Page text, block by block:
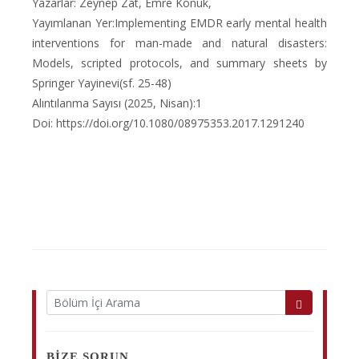
Yayımlanan Yer:Implementing EMDR early mental health
interventions for man-made and natural disasters:
Models, scripted protocols, and summary sheets by
Springer Yayinevi(sf. 25-48)
Alıntılanma Sayısı (2025, Nisan):1
Doi: https://doi.org/10.1080/08975353.2017.1291240